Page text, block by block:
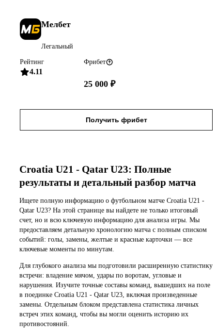
Мелбет
Легальный
Рейтинг
4.11
Фрибет
25 000 ₽
Получить фрибет
Croatia U21 - Qatar U23: Полные
результаты и детальный разбор матча
Ищете полную информацию о футбольном матче Croatia U21 -
Qatar U23? На этой странице вы найдете не только итоговый
счет, но и всю ключевую информацию для анализа игры. Мы
предоставляем детальную хронологию матча с полным списком
событий: голы, замены, желтые и красные карточки — все
ключевые моменты по минутам.
Для глубокого анализа мы подготовили расширенную статистику
встречи: владение мячом, удары по воротам, угловые и
нарушения. Изучите точные составы команд, вышедших на поле
в поединке Croatia U21 - Qatar U23, включая произведенные
замены. Отдельным блоком представлена статистика личных
встреч этих команд, чтобы вы могли оценить историю их
противостояний.